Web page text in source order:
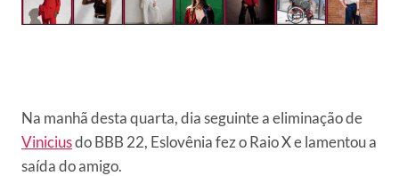
Na manhã desta quarta, dia seguinte a eliminação de
Viniciusdo BBB 22, Eslovênia fez o Raio X e lamentou a
saída do amigo.